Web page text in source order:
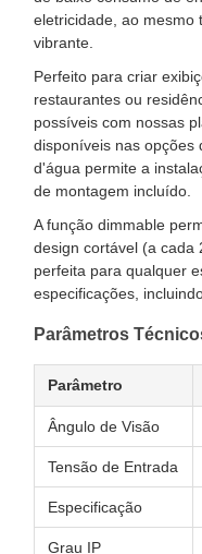
eletricidade, ao mesmo
vibrante.
Perfeito para criar
restaurantes ou
possíveis com nossas
disponíveis nas opções
d'água permite a
de montagem incluído.
A função dimmable
design cortável (a cada
perfeita para qualquer
especificações,
Parâmetros
Parâmetro
Ângulo de Visão
Tensão de Entrada
Especificação
Grau IP